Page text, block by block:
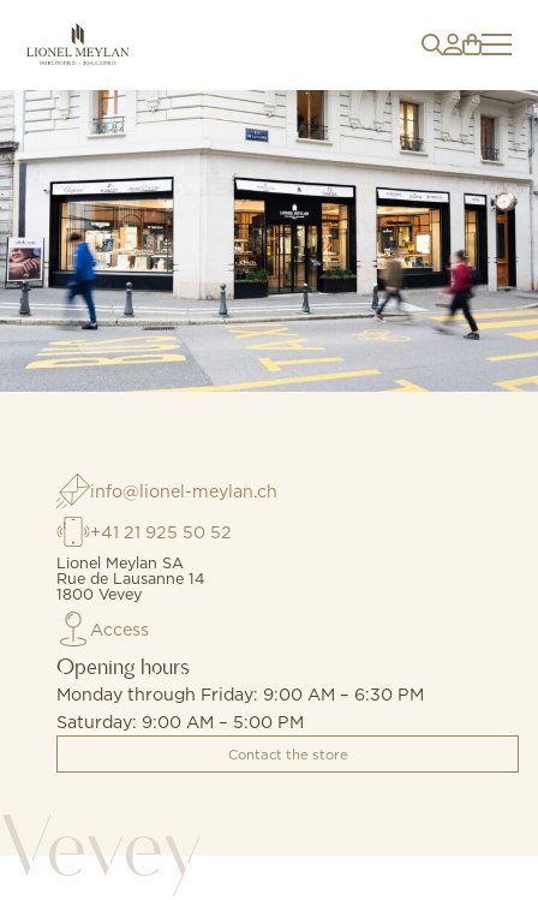
info@lionel-meylan.ch
+41 21 925 50 52
Lionel Meylan SA
Rue de Lausanne 14
1800 Vevey
Access
Opening hours
Monday through Friday: 9:00 AM – 6:30 PM
Saturday: 9:00 AM – 5:00 PM
Contact the store
Vevey